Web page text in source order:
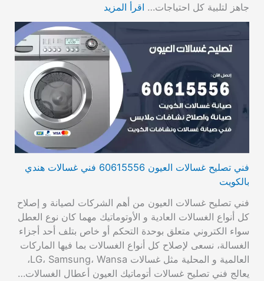
جاهز لتلبية كل احتياجات… اقرأ المزيد
فني تصليح غسالات العيون 60615556 فني غسالات هندي
بالكويت
فني تصليح غسالات العيون من أهم الشركات لصيانة و إصلاح
كل أنواع الغسالات العادية و الأوتوماتيك مهما كان نوع العطل
سواء الكتروني متعلق بوحدة التحكم أو خاص بتلف أحد أجزاء
الغسالة، نسعى لإصلاح كل أنواع الغسالات بما فيها الماركات
العالمية و المحلية مثل غسالات LG، Samsung، Wansa،
يعالج فني تصليح غسالات أتوماتيك العيون أعطال الغسالات…